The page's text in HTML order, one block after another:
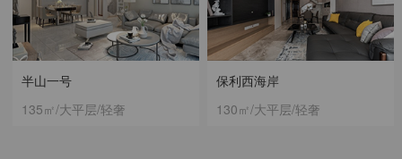
保利西海岸
130㎡/大平层/轻奢
半山一号
135㎡/大平层/轻奢